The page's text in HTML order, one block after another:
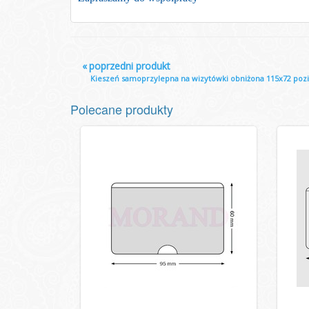
«poprzedni produkt
Kieszeń samoprzylepna na wizytówki obniżona 115x72
Polecane produkty